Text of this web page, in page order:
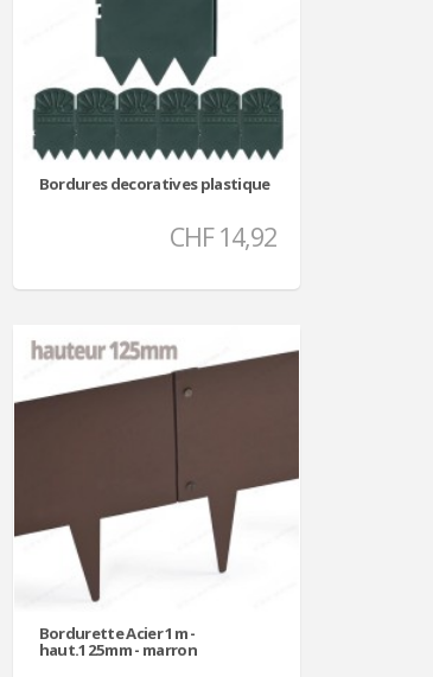
Bordures decoratives plastique
CHF 14,92
Bordurette Acier 1m -
haut.125mm - marron